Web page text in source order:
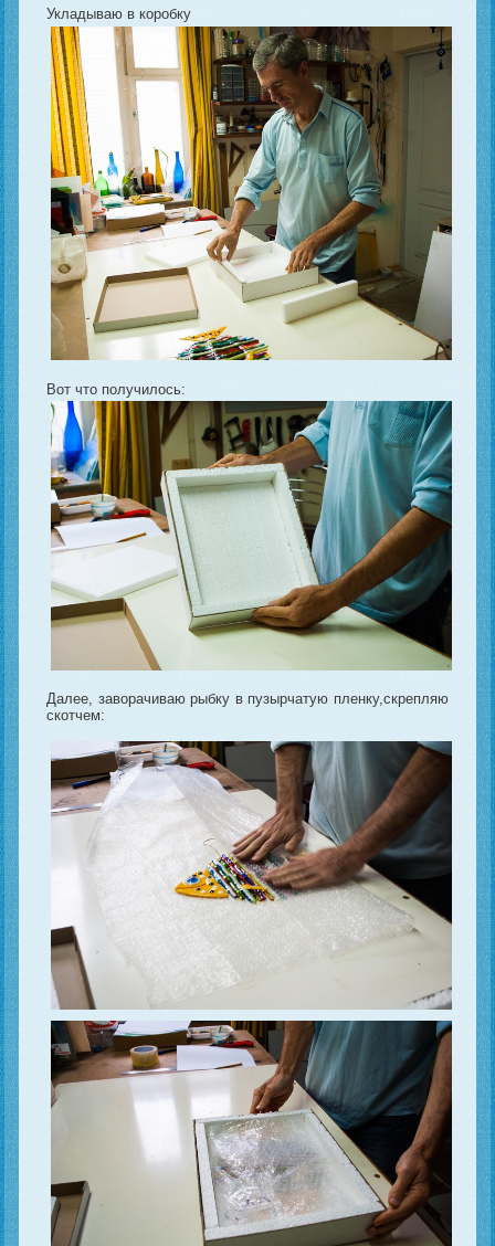
Укладываю в коробку
Вот что получилось:
Далее, заворачиваю рыбку в пузырчатую пленку,скрепляю
скотчем: